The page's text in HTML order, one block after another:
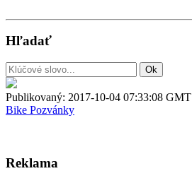
Hľadať
Publikovaný: 2017-10-04 07:33:08 GMT
Bike Pozvánky
Reklama